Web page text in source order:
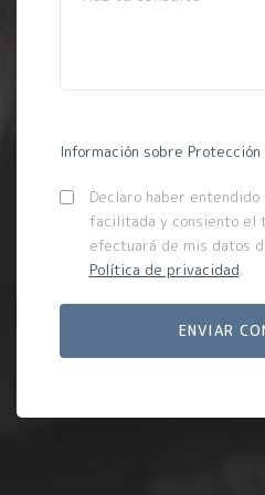
Información sobre Protección
Declaro haber entendido
facilitada y consiento el
efectuará de mis datos
Política de privacidad.